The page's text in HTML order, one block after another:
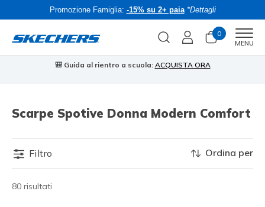
Promozione Famiglia: -15% su 2+ paia *Dettagli
0
MENU
🎒 Guida al rientro a scuola: ACQUISTA ORA
Scarpe Spotive Donna Modern Comfort
Filtro
80 risultati
Ordina per